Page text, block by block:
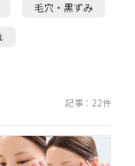
毛穴・黒ずみ
記事：22件